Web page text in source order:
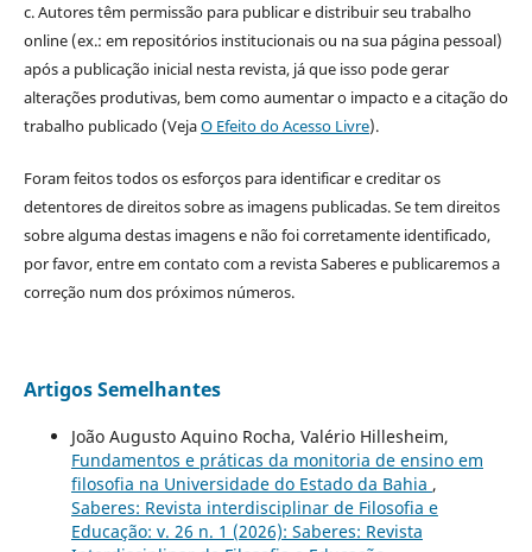
c. Autores têm permissão para publicar e distribuir seu trabalho
online (ex.: em repositórios institucionais ou na sua página pessoal)
após a publicação inicial nesta revista, já que isso pode gerar
alterações produtivas, bem como aumentar o impacto e a citação do
trabalho publicado (VejaO Efeito do Acesso Livre).
Foram feitos todos os esforços para identificar e creditar os
detentores de direitos sobre as imagens publicadas. Se tem direitos
sobre alguma destas imagens e não foi corretamente identificado,
por favor, entre em contato com a revista Saberes e publicaremos a
correção num dos próximos números.
Artigos Semelhantes
João Augusto Aquino Rocha, Valério Hillesheim,
Fundamentos e práticas da monitoria de ensino em
filosofia na Universidade do Estado da Bahia ,
Saberes: Revista interdisciplinar de Filosofia e
Educação: v. 26 n. 1 (2026): Saberes: Revista